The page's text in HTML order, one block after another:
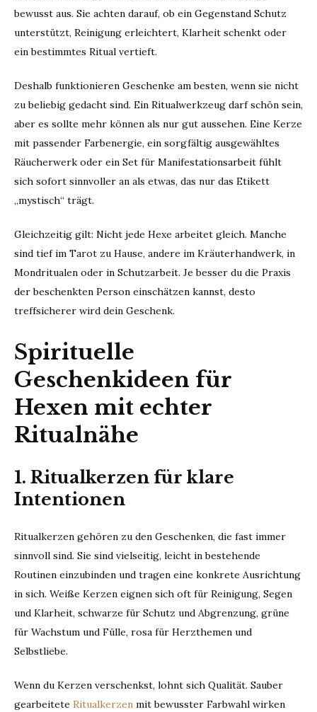
bewusst aus. Sie achten darauf, ob ein Gegenstand Schutz
unterstützt, Reinigung erleichtert, Klarheit schenkt oder
ein bestimmtes Ritual vertieft.
Deshalb funktionieren Geschenke am besten, wenn sie nicht
zu beliebig gedacht sind. Ein Ritualwerkzeug darf schön sein,
aber es sollte mehr können als nur gut aussehen. Eine Kerze
mit passender Farbenergie, ein sorgfältig ausgewähltes
Räucherwerk oder ein Set für Manifestationsarbeit fühlt
sich sofort sinnvoller an als etwas, das nur das Etikett
„mystisch“ trägt.
Gleichzeitig gilt: Nicht jede Hexe arbeitet gleich. Manche
sind tief im Tarot zu Hause, andere im Kräuterhandwerk, in
Mondritualen oder in Schutzarbeit. Je besser du die Praxis
der beschenkten Person einschätzen kannst, desto
treffsicherer wird dein Geschenk.
Spirituelle
Geschenkideen für
Hexen mit echter
Ritualnähe
1. Ritualkerzen für klare
Intentionen
Ritualkerzen gehören zu den Geschenken, die fast immer
sinnvoll sind. Sie sind vielseitig, leicht in bestehende
Routinen einzubinden und tragen eine konkrete Ausrichtung
in sich. Weiße Kerzen eignen sich oft für Reinigung, Segen
und Klarheit, schwarze für Schutz und Abgrenzung, grüne
für Wachstum und Fülle, rosa für Herzthemen und
Selbstliebe.
Wenn du Kerzen verschenkst, lohnt sich Qualität. Sauber
gearbeitete Ritualkerzen mit bewusster Farbwahl wirken